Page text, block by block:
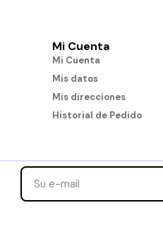
Mi Cuenta
Mi Cuenta
Mis datos
Mis direcciones
Historial de Pedido